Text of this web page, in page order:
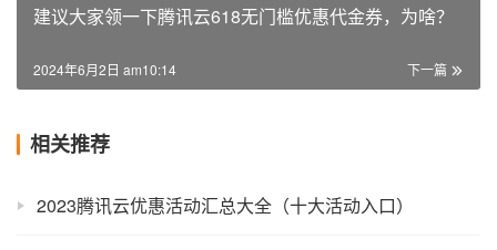
建议大家领一下腾讯云618无门槛优惠代金券，为啥？
下一篇
2024年6月2日 am10:14
相关推荐
2023腾讯云优惠活动汇总大全（十大活动入口）